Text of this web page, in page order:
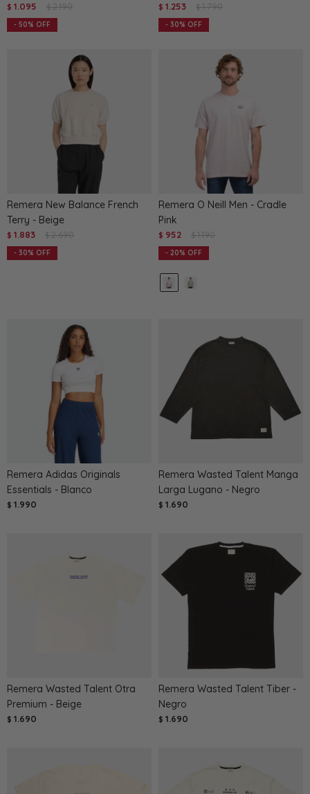
$ 1.095 $ 2.190
50
$ 1.253 $ 1.790
30
Remera New Balance French
Terry - Beige
$ 1.883 $ 2.690
30
Remera O Neill Men - Cradle
Pink
$ 952 $ 1.190
20
Remera Adidas Originals
Essentials - Blanco
$ 1.990
Remera Wasted Talent Manga
Larga Lugano - Negro
$ 1.690
Remera Wasted Talent Otra
Premium - Beige
$ 1.690
Remera Wasted Talent Tiber -
Negro
$ 1.690